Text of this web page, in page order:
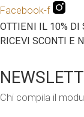
Facebook-f
OTTIENI IL 10% DI
RICEVI SCONTI E
Chi compila il